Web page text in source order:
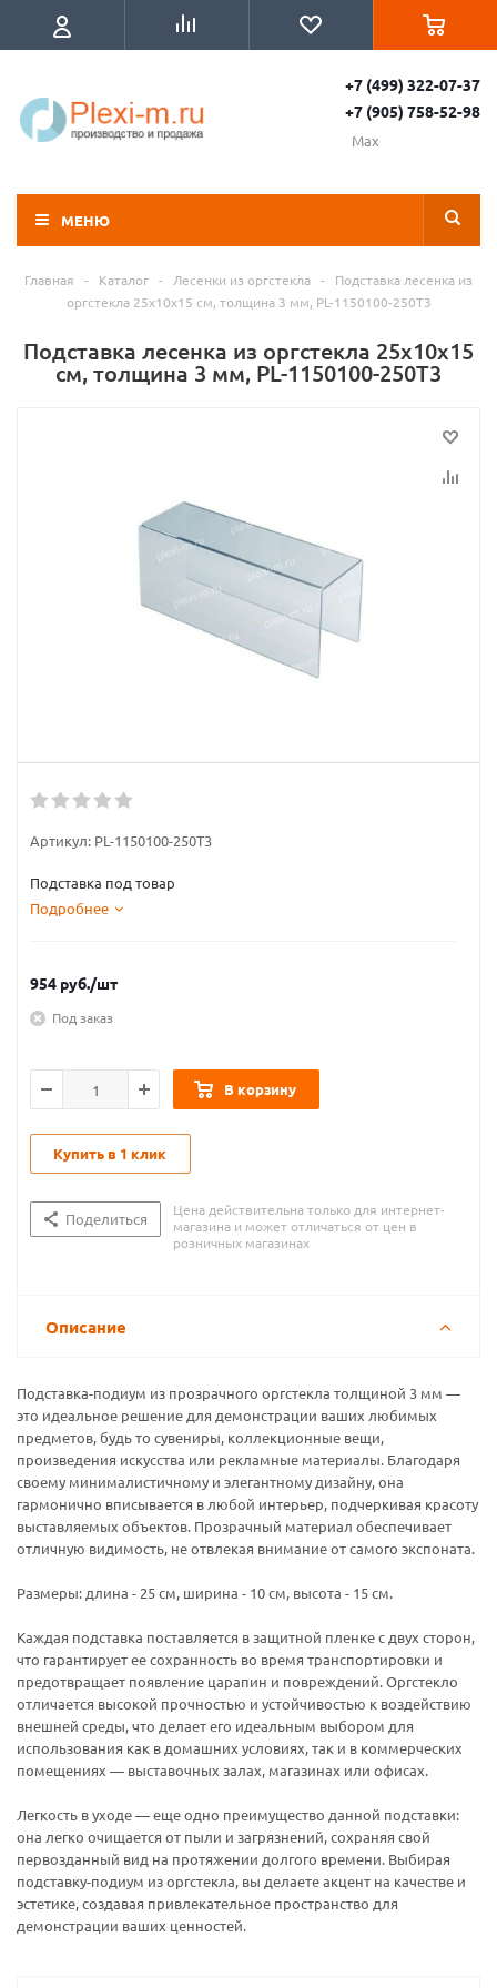
+7 (499) 322-07-37
+7 (905) 758-52-98
Max
МЕНЮ
Главная - Каталог - Лесенки из оргстекла -
Подставка лесенка из
оргстекла 25x10х15 см, толщина 3 мм, PL-1150100-250T3
Подставка лесенка из оргстекла 25x10х15
см, толщина 3 мм, PL-1150100-250T3
Артикул: PL-1150100-250T3
Подставка под товар
Подробнее
954 руб./шт
Под заказ
В корзину
Купить в 1 клик
Поделиться
Цена действительна только для интернет-
магазина и может отличаться от цен в
розничных магазинах
Описание
Подставка-подиум из прозрачного оргстекла толщиной 3 мм —
это идеальное решение для демонстрации ваших любимых
предметов, будь то сувениры, коллекционные вещи,
произведения искусства или рекламные материалы. Благодаря
своему минималистичному и элегантному дизайну, она
гармонично вписывается в любой интерьер, подчеркивая красоту
выставляемых объектов. Прозрачный материал обеспечивает
отличную видимость, не отвлекая внимание от самого экспоната.
Размеры: длина - 25 см, ширина - 10 см, высота - 15 см.
Каждая подставка поставляется в защитной пленке с двух сторон,
что гарантирует ее сохранность во время транспортировки и
предотвращает появление царапин и повреждений. Оргстекло
отличается высокой прочностью и устойчивостью к воздействию
внешней среды, что делает его идеальным выбором для
использования как в домашних условиях, так и в коммерческих
помещениях — выставочных залах, магазинах или офисах.
Легкость в уходе — еще одно преимущество данной подставки:
она легко очищается от пыли и загрязнений, сохраняя свой
первозданный вид на протяжении долгого времени. Выбирая
подставку-подиум из оргстекла, вы делаете акцент на качестве и
эстетике, создавая привлекательное пространство для
демонстрации ваших ценностей.